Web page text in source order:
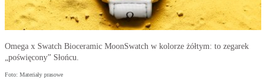
Omega x Swatch Bioceramic MoonSwatch w kolorze żółtym: to zegarek
„poświęcony” Słońcu.
Foto: Materiały prasowe